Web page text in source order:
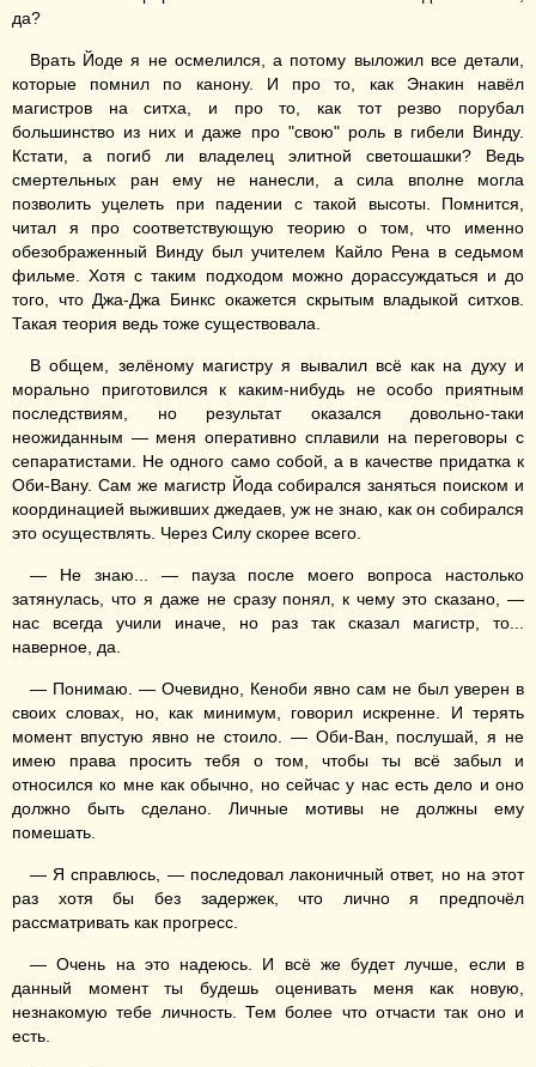
да?
Врать Йоде я не осмелился, а потому выложил все детали,
которые помнил по канону. И про то, как Энакин навёл
магистров на ситха, и про то, как тот резво порубал
большинство из них и даже про "свою" роль в гибели Винду.
Кстати, а погиб ли владелец элитной светошашки? Ведь
смертельных ран ему не нанесли, а сила вполне могла
позволить уцелеть при падении с такой высоты. Помнится,
читал я про соответствующую теорию о том, что именно
обезображенный Винду был учителем Кайло Рена в седьмом
фильме. Хотя с таким подходом можно дорассуждаться и до
того, что Джа-Джа Бинкс окажется скрытым владыкой ситхов.
Такая теория ведь тоже существовала.
В общем, зелёному магистру я вывалил всё как на духу и
морально приготовился к каким-нибудь не особо приятным
последствиям, но результат оказался довольно-таки
неожиданным — меня оперативно сплавили на переговоры с
сепаратистами. Не одного само собой, а в качестве придатка к
Оби-Вану. Сам же магистр Йода собирался заняться поиском и
координацией выживших джедаев, уж не знаю, как он собирался
это осуществлять. Через Силу скорее всего.
— Не знаю... — пауза после моего вопроса настолько
затянулась, что я даже не сразу понял, к чему это сказано, —
нас всегда учили иначе, но раз так сказал магистр, то...
наверное, да.
— Понимаю. — Очевидно, Кеноби явно сам не был уверен в
своих словах, но, как минимум, говорил искренне. И терять
момент впустую явно не стоило. — Оби-Ван, послушай, я не
имею права просить тебя о том, чтобы ты всё забыл и
относился ко мне как обычно, но сейчас у нас есть дело и оно
должно быть сделано. Личные мотивы не должны ему
помешать.
— Я справлюсь, — последовал лаконичный ответ, но на этот
раз хотя бы без задержек, что лично я предпочёл
рассматривать как прогресс.
— Очень на это надеюсь. И всё же будет лучше, если в
данный момент ты будешь оценивать меня как новую,
незнакомую тебе личность. Тем более что отчасти так оно и
есть.